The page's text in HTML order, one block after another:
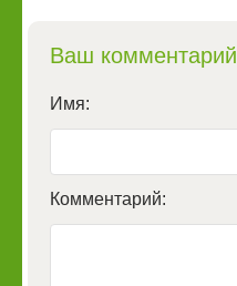
Ваш комментарий
Имя:
Комментарий: